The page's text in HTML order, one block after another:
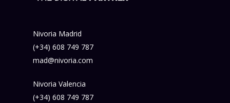
Nivoria Madrid
(+34) 608 749 787
mad@nivoria.com
Nivoria Valencia
(+34) 608 749 787